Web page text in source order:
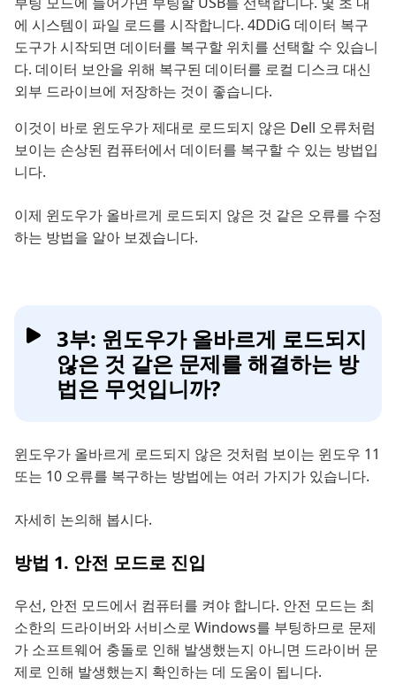
에 시스템이 파일 로드를 시작합니다. 4DDiG 데이터 복구
도구가 시작되면 데이터를 복구할 위치를 선택할 수 있습니
다. 데이터 보안을 위해 복구된 데이터를 로컬 디스크 대신
외부 드라이브에 저장하는 것이 좋습니다.
이것이 바로 윈도우가 제대로 로드되지 않은 Dell 오류처럼
보이는 손상된 컴퓨터에서 데이터를 복구할 수 있는 방법입
니다.
이제 윈도우가 올바르게 로드되지 않은 것 같은 오류를 수정
하는 방법을 알아 보겠습니다.
3부: 윈도우가 올바르게 로드되지
않은 것 같은 문제를 해결하는 방
법은 무엇입니까?
윈도우가 올바르게 로드되지 않은 것처럼 보이는 윈도우 11
또는 10 오류를 복구하는 방법에는 여러 가지가 있습니다.
자세히 논의해 봅시다.
방법 1. 안전 모드로 진입
우선, 안전 모드에서 컴퓨터를 켜야 합니다. 안전 모드는 최
소한의 드라이버와 서비스로 Windows를 부팅하므로 문제
가 소프트웨어 충돌로 인해 발생했는지 아니면 드라이버 문
제로 인해 발생했는지 확인하는 데 도움이 됩니다.